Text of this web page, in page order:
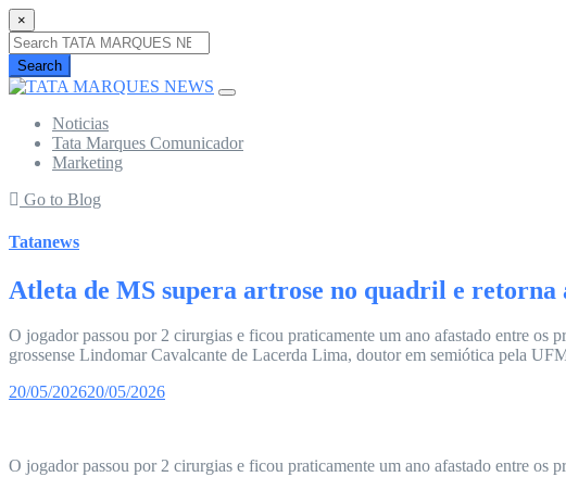
×
Search
Noticias
Tata Marques Comunicador
Marketing
Go to Blog
Tatanews
Atleta de MS supera artrose no quadril e retorna
O jogador passou por 2 cirurgias e ficou praticamente um ano afastado entre
grossense Lindomar Cavalcante de Lacerda Lima, doutor em semiótica pela
20/05/202620/05/2026
O jogador passou por 2 cirurgias e ficou praticamente um ano afastado entre os